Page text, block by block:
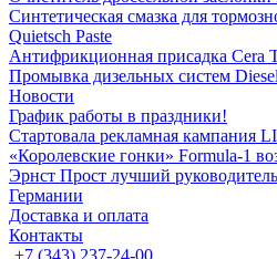
Синтетическая смазка для
Quietsch Paste
Антифрикционная присадка Cera
Промывка дизельных систем
Новости
График работы в праздники!
Стартовала рекламная кампания
«Королевские гонки» Formula-1
Эрнст Прост лучший
Германии
Доставка и оплата
Контакты
+7 (343) 237-24-00